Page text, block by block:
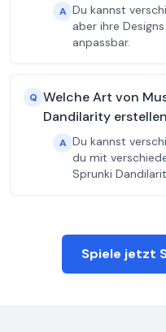
A Du kannst
aber ihre
anpassbar.
Q Welche Art von
Dandilarity
A Du kannst
du mit
Sprunki
Spiele jetzt